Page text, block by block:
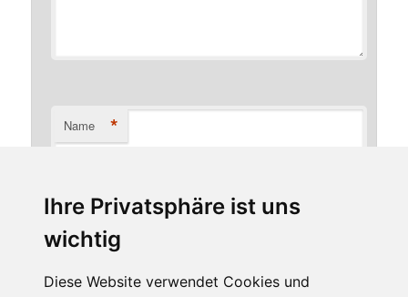
Ihre Privatsphäre ist uns
wichtig
Diese Website verwendet Cookies und
Name *
E-Mail-Adresse *